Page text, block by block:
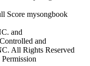
and
and
All Rights Reserved